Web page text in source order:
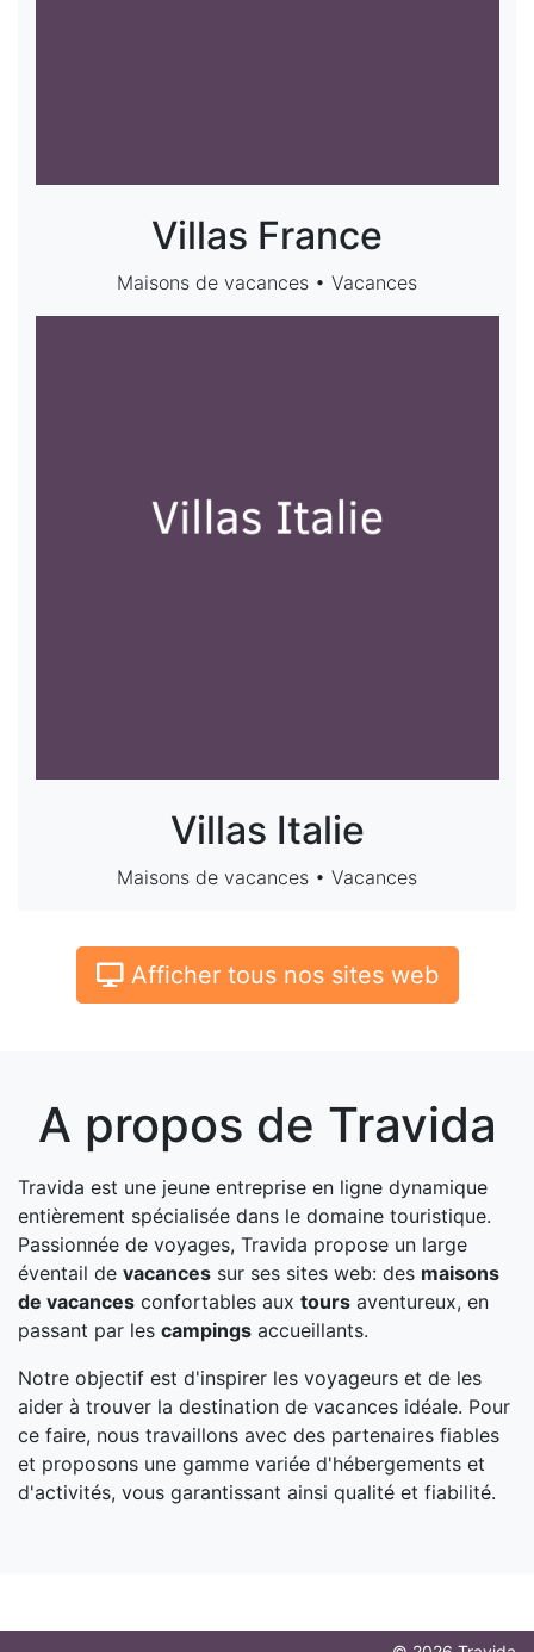
Villas France
Maisons de vacances • Vacances
Villas Italie
Maisons de vacances • Vacances
Afficher tous nos sites web
A propos de Travida
Travida est une jeune entreprise en ligne dynamique
entièrement spécialisée dans le domaine touristique.
Passionnée de voyages, Travida propose un large
éventail de vacances sur ses sites web: des maisons
de vacances confortables aux tours aventureux, en
passant par les campings accueillants.
Notre objectif est d'inspirer les voyageurs et de les
aider à trouver la destination de vacances idéale. Pour
ce faire, nous travaillons avec des partenaires fiables
et proposons une gamme variée d'hébergements et
d'activités, vous garantissant ainsi qualité et fiabilité.